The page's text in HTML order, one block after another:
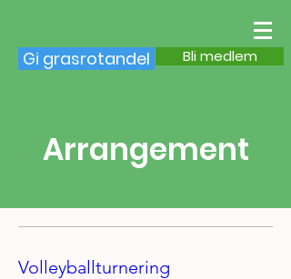
Gi grasrotandel Bli medlem
Arrangement
Volleyballturnering